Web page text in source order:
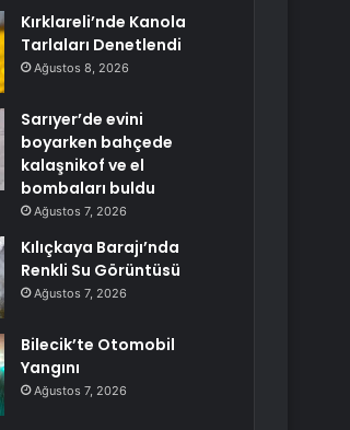
Kırklareli’nde Kanola
Tarlaları Denetlendi
Ağustos 8, 2026
Sarıyer’de evini
boyarken bahçede
kalaşnikof ve el
bombaları buldu
Ağustos 7, 2026
Kılıçkaya Barajı’nda
Renkli Su Görüntüsü
Ağustos 7, 2026
Bilecik’te Otomobil
Yangını
Ağustos 7, 2026